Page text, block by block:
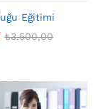
Eğitimi
₺3.500,00